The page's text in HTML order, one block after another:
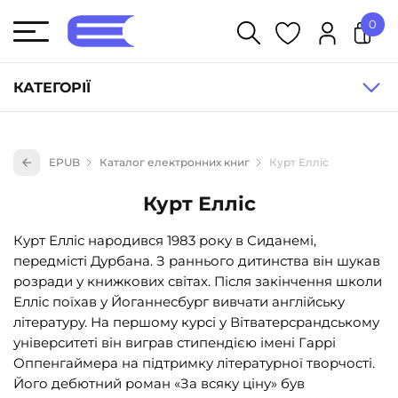
КАТЕГОРІЇ
Книги для дітей (836)
Книги для підлітків (240)
Науково-популярна література (1015)
Навчальна література та посібники (527)
Енциклопедії, довідники, словники (55)
Подарункові сертифікати (1)
0
EPUB Каталог електронних книг Курт Елліс
Курт Елліс
Курт Елліс народився 1983 року в Сиданемі,
передмісті Дурбана. З раннього дитинства він шукав
розради у книжкових світах. Після закінчення школи
Елліс поїхав у Йоганнесбург вивчати англійську
літературу. На першому курсі у Віт­ватерсрандському
університеті він виграв стипендією імені Гаррі
Оппенгаймера на підтримку літературної творчості.
Його дебютний роман «За всяку ціну» був